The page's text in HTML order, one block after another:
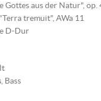
Gottes aus der Natur", op.
tremuit", AWa 11
D-Dur
, Bass